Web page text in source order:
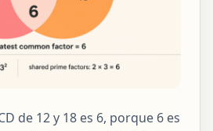
de 12 y 18 es 6, porque 6 es